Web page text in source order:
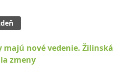
majú nové vedenie. Žilinská
zmeny